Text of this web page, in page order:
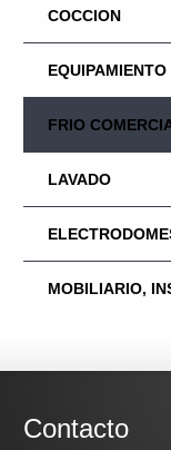
COCCION
EQUIPAMIENTO
FRIO
LAVADO
MOBILIARIO,
Contacto